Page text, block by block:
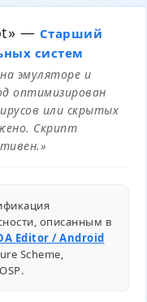
— Старший
систем
эмуляторе и
оптимизирован
или скрытых
Скрипт
описанным в
Editor / Android
Scheme,
.